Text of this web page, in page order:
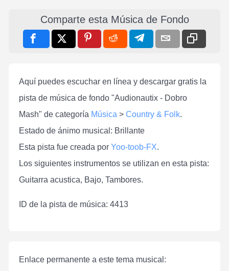
Comparte esta Música de Fondo
Aquí puedes escuchar en línea y descargar gratis la
pista de música de fondo "Audionautix - Dobro
Mash" de categoría Música > Country & Folk.
Estado de ánimo musical: Brillante
Esta pista fue creada por Yoo-toob-FX.
Los siguientes instrumentos se utilizan en esta pista:
Guitarra acustica, Bajo, Tambores.
ID de la pista de música: 4413
Enlace permanente a este tema musical: